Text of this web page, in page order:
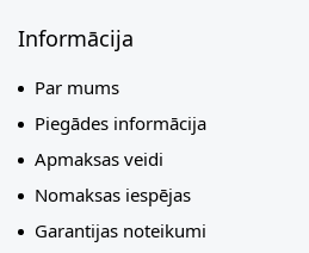
Informācija
Par mums
Piegādes informācija
Apmaksas veidi
Nomaksas iespējas
Garantijas noteikumi